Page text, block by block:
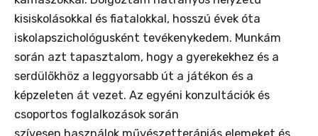
kisiskolásokkal és fiatalokkal, hosszú évek óta
iskolapszichológusként tevékenykedem. Munkám
során azt tapasztalom, hogy a gyerekekhez és a
serdülőkhöz a leggyorsabb út a játékon és a
képzeleten át vezet. Az egyéni konzultációk és
csoportos foglalkozások során